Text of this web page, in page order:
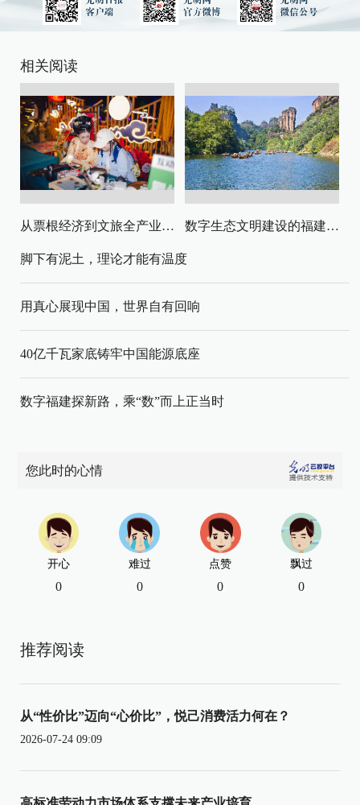
相关阅读
从票根经济到文旅全产业链升级 数字生态文明建设的福建路径与启示
脚下有泥土，理论才能有温度
用真心展现中国，世界自有回响
40亿千瓦家底铸牢中国能源底座
数字福建探新路，乘“数”而上正当时
您此时的心情
开心
0
难过
0
点赞
0
飘过
0
推荐阅读
从“性价比”迈向“心价比”，悦己消费活力何在？
2026-07-24 09:09